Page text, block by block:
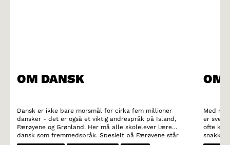
OM DANSK
Dansk er ikke bare morsmål for cirka fem millioner
dansker - det er også et viktig andrespråk på Island,
Færøyene og Grønland. Her må alle skolelever lære
dansk som fremmedspråk. Spesielt på Færøyene står
det danske språket sterkt. Mange færøyske ungdommer
OM
Med
er
ofte
snakket
har